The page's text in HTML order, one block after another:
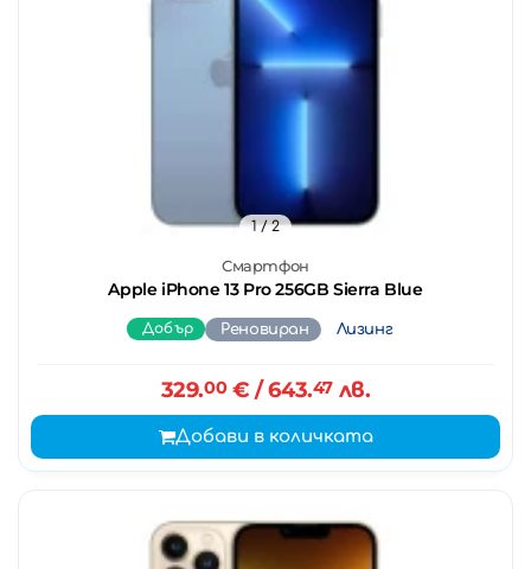
Смартфон
Apple iPhone 13 Pro 256GB Sierra Blue
1/ 2
Добър Реновиран Лизинг
329.00€ / 643.47лв.
Добави в количката